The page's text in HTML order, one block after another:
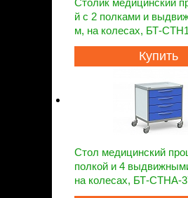
Столик медицинский
й с 2 полками и
м, на колесах, БТ-
Купить
Стол медицинский
полкой и 4
на колесах, БТ-СТНА-